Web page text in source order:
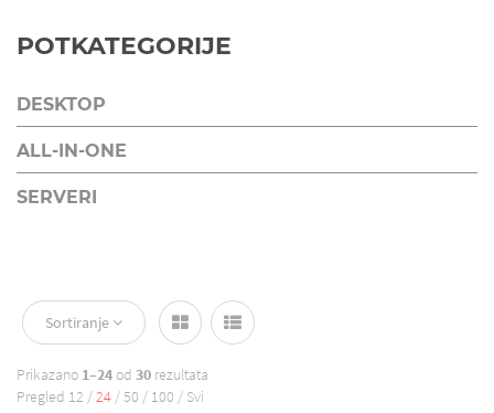
POTKATEGORIJE
DESKTOP
ALL-IN-ONE
SERVERI
Sortiranje
Prikazano 1–24 od 30 rezultata
Pregled 12 /24 /50 / 100 / Svi